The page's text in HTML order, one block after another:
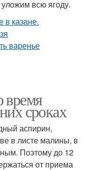
всю ягоду.
время
сроках
аспирин,
в листе малины, в
Поэтому до 12
от приема